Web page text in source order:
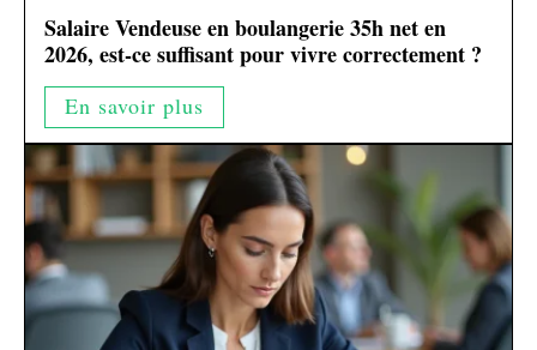
Salaire Vendeuse en boulangerie 35h net en
2026, est-ce suffisant pour vivre correctement ?
En savoir plus